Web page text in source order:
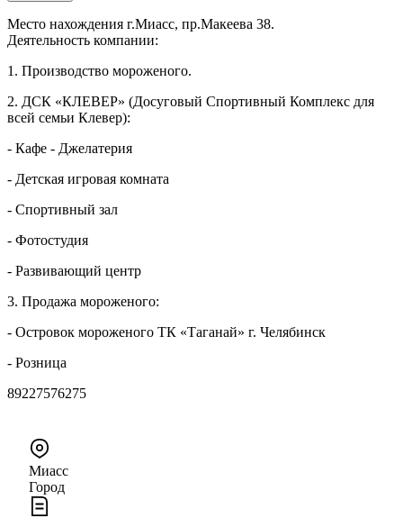
Место нахождения г.Миасс, пр.Макеева 38.
Деятельность компании:
1. Производство мороженого.
2. ДСК «КЛЕВЕР» (Досуговый Спортивный Комплекс для
всей семьи Клевер):
- Кафе - Джелатерия
- Детская игровая комната
- Спортивный зал
- Фотостудия
- Развивающий центр
3. Продажа мороженого:
- Островок мороженого ТК «Таганай» г. Челябинск
- Розница
89227576275
Миасс
Город